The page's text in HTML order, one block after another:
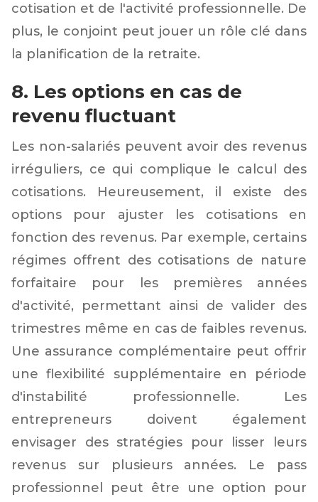
cotisation et de l'activité professionnelle. De
plus, le conjoint peut jouer un rôle clé dans
la planification de la retraite.
8. Les options en cas de
revenu fluctuant
Les non-salariés peuvent avoir des revenus
irréguliers, ce qui complique le calcul des
cotisations. Heureusement, il existe des
options pour ajuster les cotisations en
fonction des revenus. Par exemple, certains
régimes offrent des cotisations de nature
forfaitaire pour les premières années
d'activité, permettant ainsi de valider des
trimestres même en cas de faibles revenus.
Une assurance complémentaire peut offrir
une flexibilité supplémentaire en période
d'instabilité professionnelle. Les
entrepreneurs doivent également
envisager des stratégies pour lisser leurs
revenus sur plusieurs années. Le pass
professionnel peut être une option pour